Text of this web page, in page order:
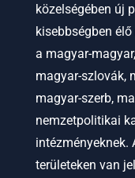
közelségében új
kisebbségben
a magyar-
magyar-szlovák,
magyar-szerb,
nemzetpolitikai
intézményeknek.
területeken van